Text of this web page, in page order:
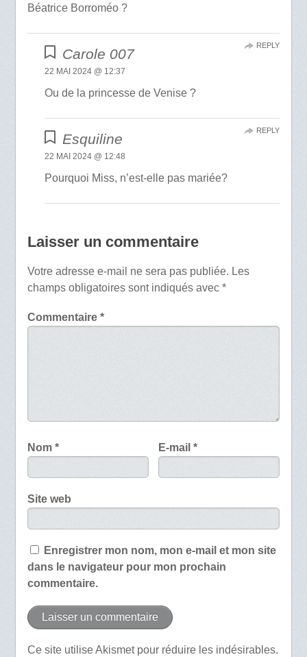
Béatrice Borroméo ?
Carole 007
22 MAI 2024 @ 12:37
Ou de la princesse de Venise ?
REPLY
Esquiline
22 MAI 2024 @ 12:48
Pourquoi Miss, n’est-elle pas mariée?
REPLY
Laisser un commentaire
Votre adresse e-mail ne sera pas publiée. Les
champs obligatoires sont indiqués avec *
Commentaire *
Nom * E-mail*
Site web
Enregistrer mon nom, mon e-mail et mon site
dans le navigateur pour mon prochain
commentaire.
Ce site utilise Akismet pour réduire les indésirables.